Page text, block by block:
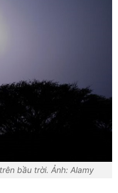
bầu trời. Ảnh: Alamy